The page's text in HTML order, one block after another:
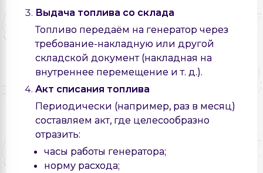
Выдача топлива со склада
Топливо передаём на генератор через
требование-накладную или другой
складской документ (накладная на
внутреннее перемещение и т. д.).
Акт списания топлива
Периодически (например, раз в месяц)
составляем акт, где целесообразно
отразить:
часы работы генератора;
норму расхода;